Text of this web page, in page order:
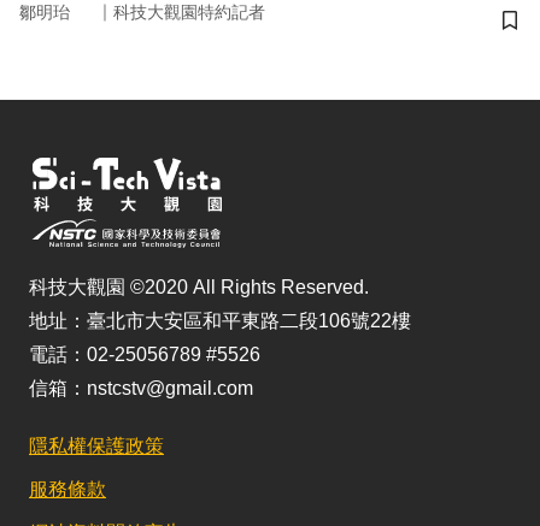
鄒明珆 ｜ 科技大觀園特約記者
儲
科技大觀園 ©2020 All Rights Reserved.
地址：臺北市大安區和平東路二段106號22樓
電話：02-25056789 #5526
信箱：nstcstv@gmail.com
隱私權保護政策
服務條款